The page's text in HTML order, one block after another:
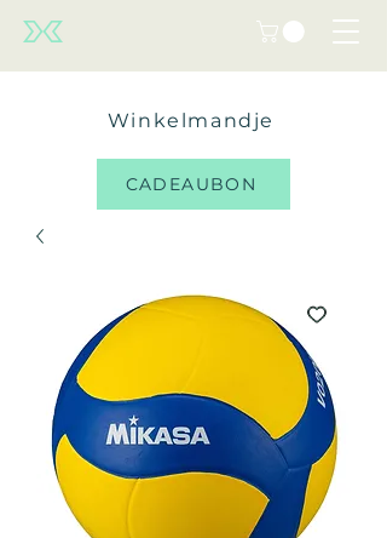
Winkelmandje
CADEAUBON